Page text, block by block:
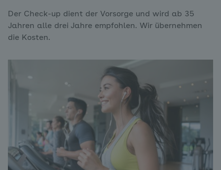
Der Check-up dient der Vorsorge und wird ab 35
Jahren alle drei Jahre empfohlen. Wir übernehmen
die Kosten.